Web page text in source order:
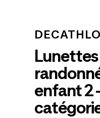
Lunettes
enfant 2